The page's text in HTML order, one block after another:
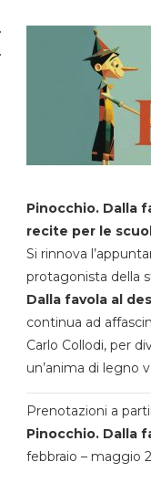
Pinocchio. Dalla
recite per le
Si rinnova
protagonista della
Dalla favola al
continua ad
Carlo Collodi, per
un’anima di legno
Prenotazioni a
Pinocchio. Dalla
febbraio – maggio